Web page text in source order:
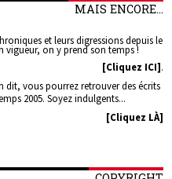
MAIS ENCORE...
et leurs digressions depuis le
vigueur, on y prend son temps !
[Cliquez ICI].
dit, vous pourrez retrouver des écrits
2005. Soyez indulgents...
[Cliquez LÀ]